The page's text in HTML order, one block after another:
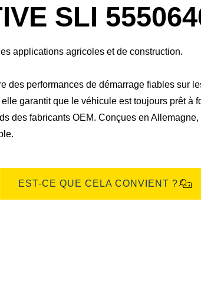
dialogue
SLI
applications agricoles et de construction.
des performances de démarrage fiables sur
garantit que le véhicule est toujours prêt à
des fabricants OEM. Conçues en
EST-CE QUE CELA CONVIENT ?